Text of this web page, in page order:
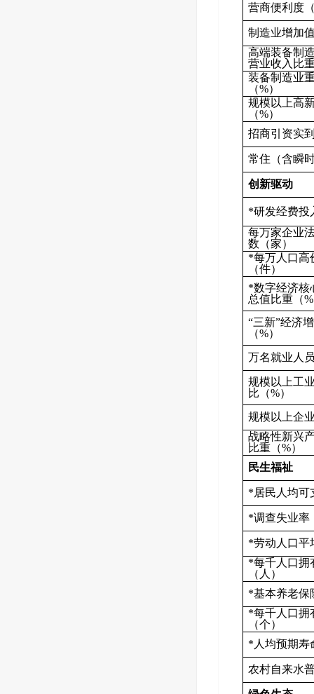
营商便利度
制造业增加
高端装备制
营业收入比
装备制造业
（%）
规模以上高
（%）
招商引资实
常住（含瞬
创新驱动
*研发经费投
每万家企业
数（家）
*每万人口高
（件）
*数字经济核
总值比重（
“三新”经济
（%）
万名就业人
规模以上工
比（%）
规模以上企
战略性新兴
比重（%）
民生福祉
*居民人均可
*调查失业率
*劳动人口平
*每千人口拥
（人）
*基本养老保
*每千人口拥
（个）
*人均预期寿
农村自来水